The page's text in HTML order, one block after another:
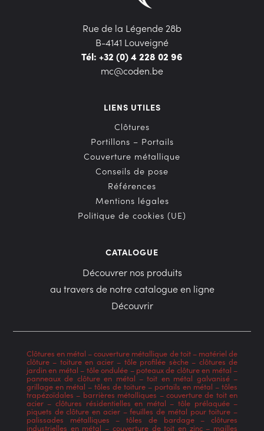
Rue de la Légende 28b
B-4141 Louveigné
Tél: +32 (0) 4 228 02 96
mc@coden.be
LIENS UTILES
Clôtures
Portillons – Portails
Couverture métallique
Conseils de pose
Références
Mentions légales
Politique de cookies (UE)
CATALOGUE
Découvrer nos produits
au travers de notre catalogue en ligne
Découvrir
Clôtures en métal–couverture métallique de toit– matériel de
clôture– toiture en acier– tôle profilée sèche– clôtures de
jardin en métal – tôle ondulée – poteaux de clôture en métal –
panneaux de clôture en métal–toit en métal galvanisé–
grillage en métal – tôles de toiture – portails en métal –tôles
trapézoïdales – barrières métalliques – couverture de toit en
acier– clôtures résidentielles en métal – tôle prélaquée–
piquets de clôture en acier–feuilles de métal pour toiture –
palissades métalliques –tôles de bardage–clôtures
industrielles en métal – couverture de toit en zinc– mailles